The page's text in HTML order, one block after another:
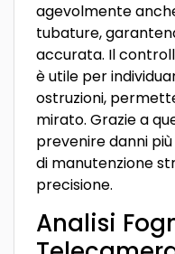
agevolmente
tubature,
accurata. Il
è utile per
ostruzioni,
mirato. Grazie a
prevenire danni
di manutenzione
precisione.
Analisi